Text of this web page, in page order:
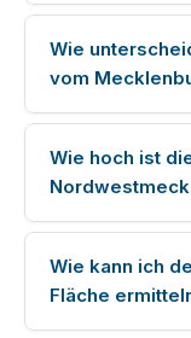
Wie
vom
Wie hoch ist
Wie kann ich
Fläche